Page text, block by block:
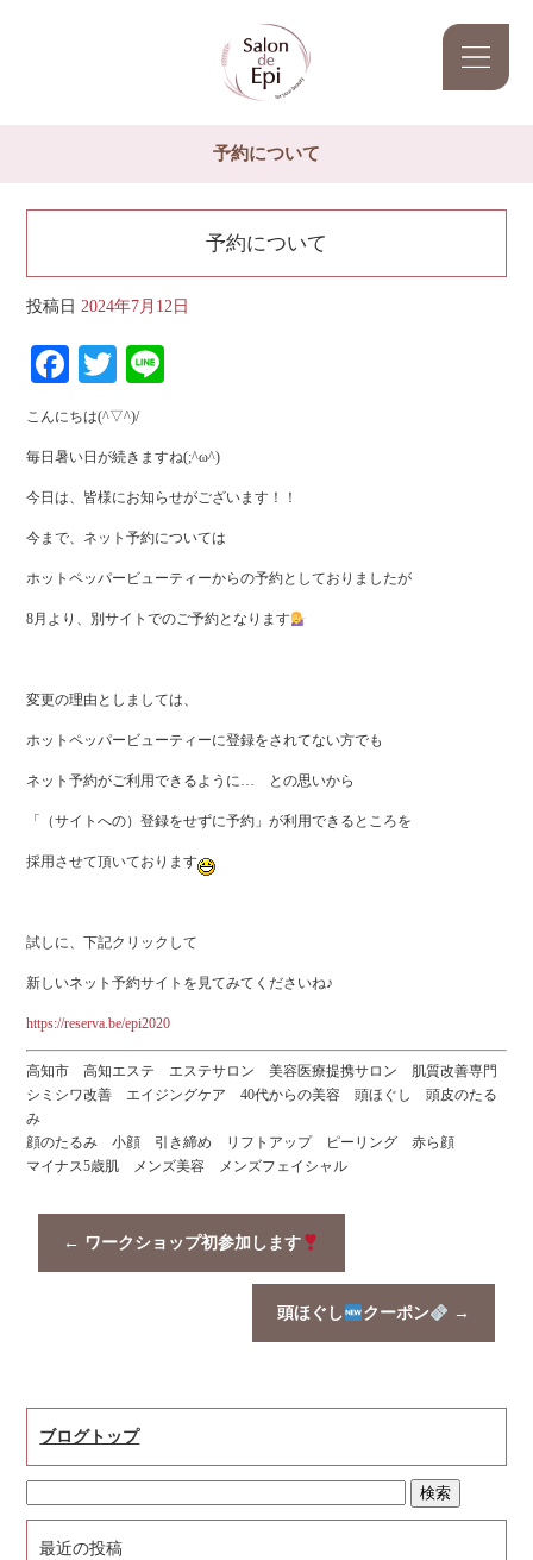
予約について
予約について
投稿日 2024年7月12日
Facebook
Twitter
こんにちは(^▽^)/
毎日暑い日が続きますね(;^ω^)
今日は、皆様にお知らせがございます！！
今まで、ネット予約については
ホットペッパービューティーからの予約としておりましたが
8月より、別サイトでのご予約となります
変更の理由としましては、
ホットペッパービューティーに登録をされてない方でも
ネット予約がご利用できるように… との思いから
「（サイトへの）登録をせずに予約」が利用できるところを
採用させて頂いております
試しに、下記クリックして
新しいネット予約サイトを見てみてくださいね♪
https://reserva.be/epi2020
高知市 高知エステ エステサロン 美容医療提携サロン 肌質改善専門
シミシワ改善 エイジングケア 40代からの美容 頭ほぐし 頭皮のたる
み
顔のたるみ 小顔 引き締め リフトアップ ピーリング 赤ら顔
マイナス5歳肌 メンズ美容 メンズフェイシャル
← ワークショップ初参加します
頭ほぐし クーポン →
ブログトップ
最近の投稿